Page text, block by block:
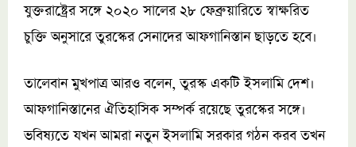
যুক্তরাষ্ট্রের সঙ্গে ২০২০ সালের ২৮ ফেব্রুয়ারিতে স্বাক্ষরিত
চুক্তি অনুসারে তুরস্কের সেনাদের আফগানিস্তান ছাড়তে হবে।
তালেবান মুখপাত্র আরও বলেন, তুরস্ক একটি ইসলামি দেশ।
আফগানিস্তানের ঐতিহাসিক সম্পর্ক রয়েছে তুরস্কের সঙ্গে।
ভবিষ্যতে যখন আমরা নতুন ইসলামি সরকার গঠন করব তখন